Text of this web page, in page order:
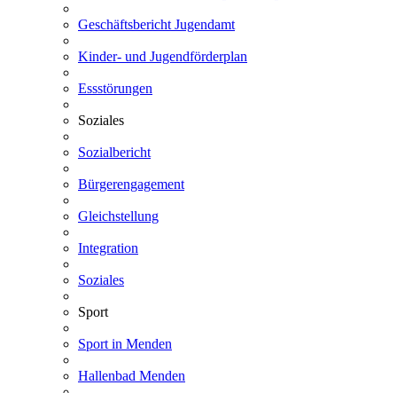
Geschäftsbericht Jugendamt
Kinder- und Jugendförderplan
Essstörungen
Soziales
Sozialbericht
Bürgerengagement
Gleichstellung
Integration
Soziales
Sport
Sport in Menden
Hallenbad Menden